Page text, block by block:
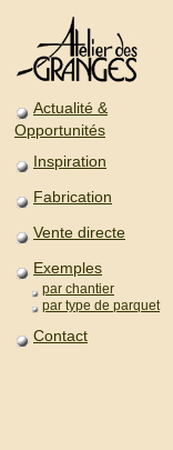
Actualité &
Opportunités
Inspiration
Fabrication
Vente directe
Exemples
par chantier
par type de parquet
Contact